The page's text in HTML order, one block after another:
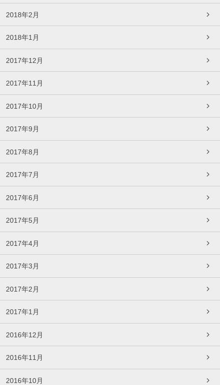
2018年2月
2018年1月
2017年12月
2017年11月
2017年10月
2017年9月
2017年8月
2017年7月
2017年6月
2017年5月
2017年4月
2017年3月
2017年2月
2017年1月
2016年12月
2016年11月
2016年10月